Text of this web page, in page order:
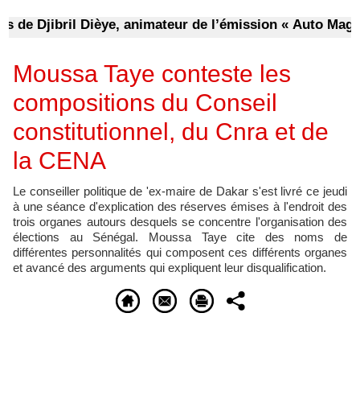
Djibril Dièye, animateur de l’émission « Auto Mag »
Moussa Taye conteste les
compositions du Conseil
constitutionnel, du Cnra et de
la CENA
Le conseiller politique de 'ex-maire de Dakar s'est livré ce jeudi
à une séance d'explication des réserves émises à l'endroit des
trois organes autours desquels se concentre l'organisation des
élections au Sénégal. Moussa Taye cite des noms de
différentes personnalités qui composent ces différents organes
et avancé des arguments qui expliquent leur disqualification.